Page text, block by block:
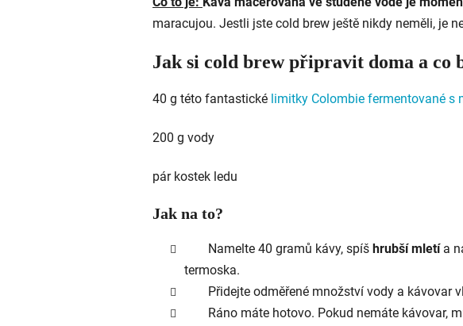
maracujou. Jestli jste cold brew ještě nikdy neměli, je
Jak si cold brew připravit doma a co
40 g této fantastické limitky Colombie fermentované s
200 g vody
pár kostek ledu
Jak na to?
Namelte 40 gramů kávy, spíš hrubší mletí a
termoska.
Přidejte odměřené množství vody a kávovar
Ráno máte hotovo. Pokud nemáte kávovar,